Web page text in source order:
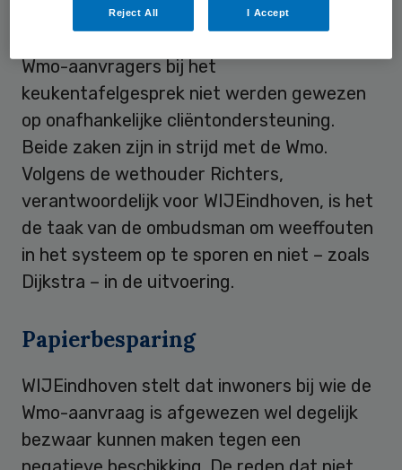
hebben op Wmo onmogelijk om bezwaar te
Wmo-aanvragers bij het
keukentafelgesprek niet werden gewezen
op onafhankelijke cliëntondersteuning.
Beide zaken zijn in strijd met de Wmo.
Volgens de wethouder Richters,
verantwoordelijk voor WIJEindhoven, is het
de taak van de ombudsman om weeffouten
in het systeem op te sporen en niet – zoals
Dijkstra – in de uitvoering.
Papierbesparing
WIJEindhoven stelt dat inwoners bij wie de
Wmo-aanvraag is afgewezen wel degelijk
bezwaar kunnen maken tegen een
Reject All I Accept